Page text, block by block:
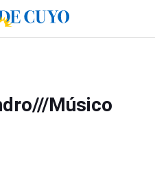
Músico